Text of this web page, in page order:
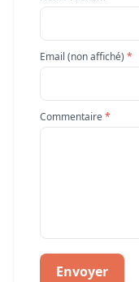
Email (non affiché) *
Commentaire*
Envoyer